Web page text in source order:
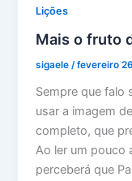
Lições
Mais o fruto
sigaele/fevereiro
Sempre que falo
usar a imagem
completo, que
Ao ler um pouco
perceberá que